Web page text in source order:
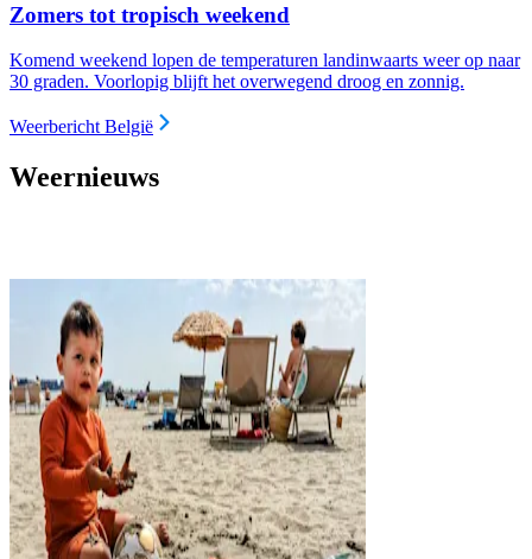
Zomers tot tropisch weekend
Komend weekend lopen de temperaturen landinwaarts weer op naar
30 graden. Voorlopig blijft het overwegend droog en zonnig.
Weerbericht België
Weernieuws